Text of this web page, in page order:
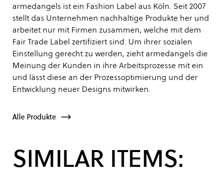
armedangels ist ein Fashion Label aus Köln. Seit 2007
stellt das Unternehmen nachhaltige Produkte her und
arbeitet nur mit Firmen zusammen, welche mit dem
Fair Trade Label zertifiziert sind. Um ihrer sozialen
Einstellung gerecht zu werden, zieht armedangels die
Meinung der Kunden in ihre Arbeitsprozesse mit ein
und lässt diese an der Prozessoptimierung und der
Entwicklung neuer Designs mitwirken.
Alle Produkte
SIMILAR ITEMS: